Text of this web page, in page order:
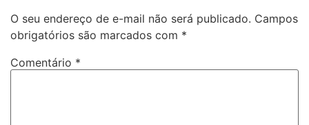
O seu endereço de e-mail não será publicado. Campos
obrigatórios são marcados com *
Comentário *